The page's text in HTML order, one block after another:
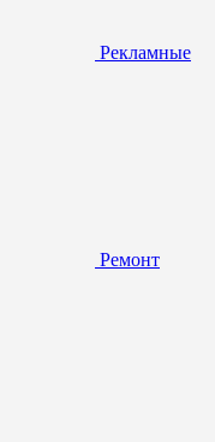
Рекламные
Ремонт